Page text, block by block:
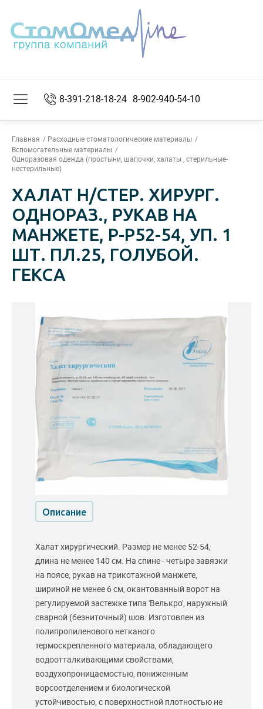
8-391-218-18-24 8-902-940-54-10
Главная
Расходные стоматологические материалы
Вспомогательные материалы
Одноразовая одежда (простыни, шапочки, халаты , стерильные-
нестерильные)
ХАЛАТ Н/СТЕР. ХИРУРГ.
ОДНОРАЗ., РУКАВ НА
МАНЖЕТЕ, Р-Р52-54, УП. 1
ШТ. ПЛ.25, ГОЛУБОЙ.
ГЕКСА
Описание
Халат хирургический. Размер не менее 52-54,
длина не менее 140 см. На спине - четыре завязки
на поясе, рукав на трикотажной манжете,
шириной не менее 6 см, окантованный ворот на
регулируемой застежке типа 'Велькро', наружный
сварной (безниточный) шов. Изготовлен из
полипропиленового нетканого
термоскрепленного материала, обладающего
водоотталкивающими свойствами,
воздухопроницаемостью, пониженным
ворсоотделением и биологической
устойчивостью, с поверхностной плотностью не